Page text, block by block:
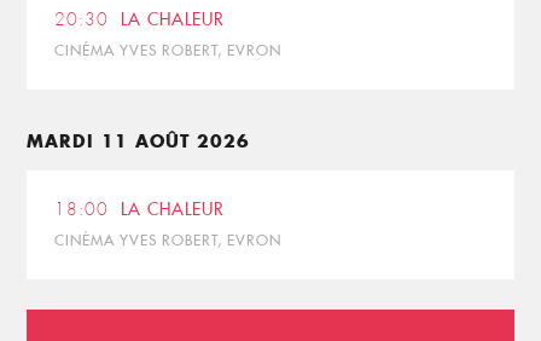
20:30 LA CHALEUR
CINÉMA YVES ROBERT, EVRON
MARDI 11 AOÛT 2026
18:00 LA CHALEUR
CINÉMA YVES ROBERT, EVRON